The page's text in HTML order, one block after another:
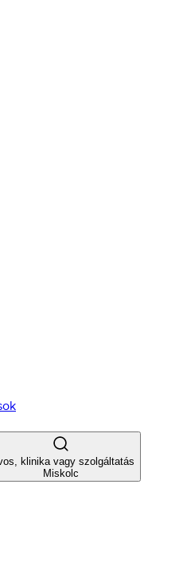
klinika vagy szolgáltatás
Miskolc